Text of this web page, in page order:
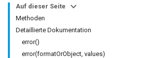
Auf dieser Seite
Methoden
Detaillierte Dokumentation
error()
error(formatOrObject, values)